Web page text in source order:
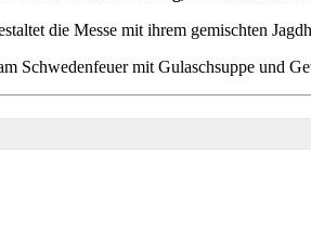
die Messe mit ihrem gemischten
Schwedenfeuer mit Gulaschsuppe und